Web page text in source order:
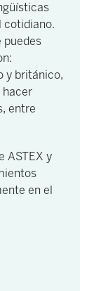
cotidiano.
puedes
y británico,
hacer
entre
ASTEX y
en el